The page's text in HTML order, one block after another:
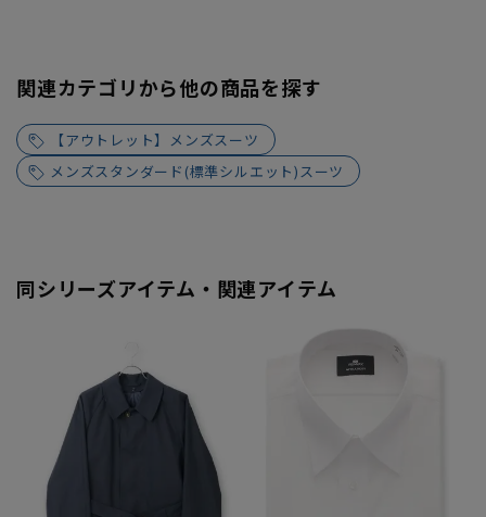
関連カテゴリから他の商品を探す
【アウトレット】メンズスーツ
メンズスタンダード(標準シルエット)スーツ
同シリーズアイテム・関連アイテム